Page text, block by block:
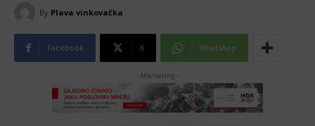
By Plava vinkovačka
Facebook X WhatsApp
-Marketing-